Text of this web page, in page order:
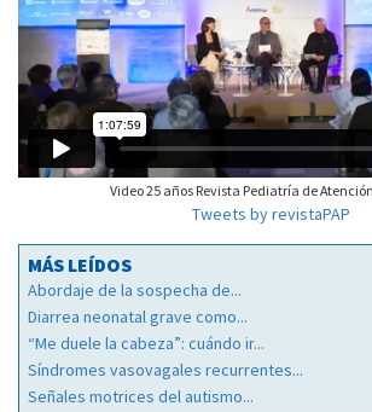
Video 25 años Revista Pediatría de
Tweets by revistaPAP
MÁS LEÍDOS
Abordaje de la sospecha de...
Diarrea neonatal grave como...
“Me duele la cabeza”: cuándo ir...
Síndromes vasovagales recurrentes...
Señales motrices del autismo...